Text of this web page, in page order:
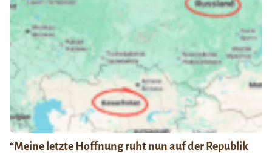
“Meine letzte Hoffnung ruht nun auf der Republik